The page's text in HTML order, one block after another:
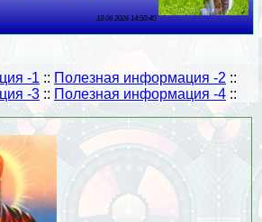
18 06 2026 14:50:40
-1 :: Полезная информация -2 ::
-3 :: Полезная информация -4 ::